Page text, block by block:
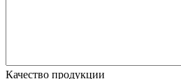
Качество продукции